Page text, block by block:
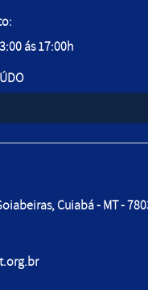
ás 17:00h
Cuiabá - MT -